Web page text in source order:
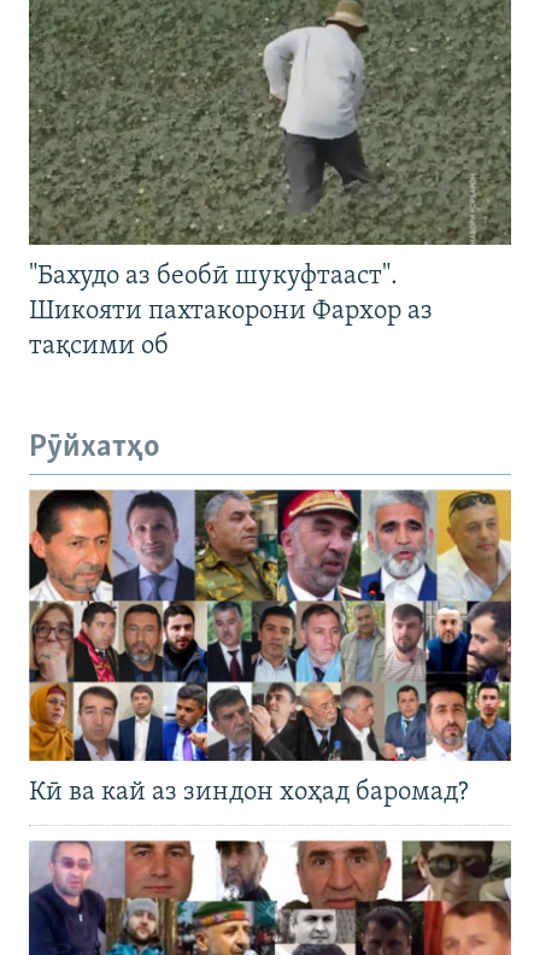
"Бахудо аз беобӣ шукуфтааст".
Шикояти пахтакорони Фархор аз
тақсими об
Рӯйхатҳо
Кӣ ва кай аз зиндон хоҳад баромад?